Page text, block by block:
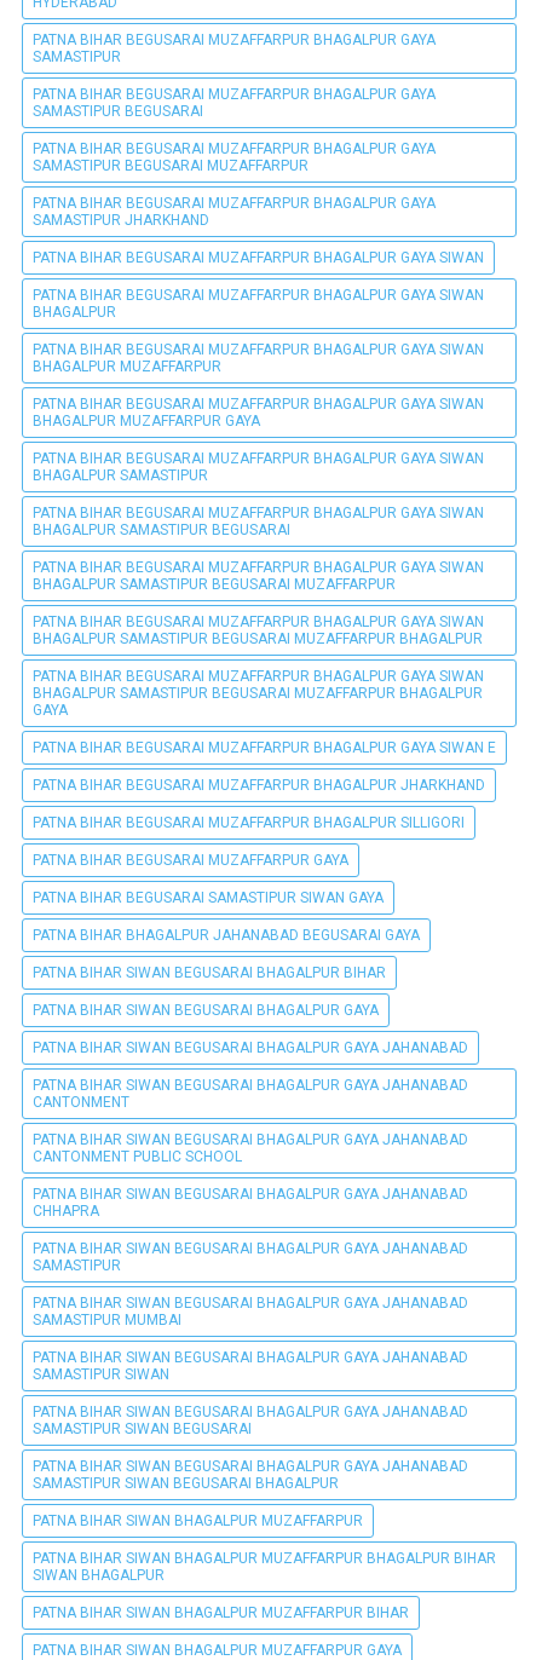
PATNA BIHAR BEGUSARAI MUZAFFARPUR BHAGALPUR GAYA
SAMASTIPUR
PATNA BIHAR BEGUSARAI MUZAFFARPUR BHAGALPUR GAYA
SAMASTIPUR BEGUSARAI
PATNA BIHAR BEGUSARAI MUZAFFARPUR BHAGALPUR GAYA
SAMASTIPUR BEGUSARAI MUZAFFARPUR
PATNA BIHAR BEGUSARAI MUZAFFARPUR BHAGALPUR GAYA
SAMASTIPUR JHARKHAND
PATNA BIHAR BEGUSARAI MUZAFFARPUR BHAGALPUR GAYA SIWAN
PATNA BIHAR BEGUSARAI MUZAFFARPUR BHAGALPUR GAYA SIWAN
BHAGALPUR
PATNA BIHAR BEGUSARAI MUZAFFARPUR BHAGALPUR GAYA SIWAN
BHAGALPUR MUZAFFARPUR
PATNA BIHAR BEGUSARAI MUZAFFARPUR BHAGALPUR GAYA SIWAN
BHAGALPUR MUZAFFARPUR GAYA
PATNA BIHAR BEGUSARAI MUZAFFARPUR BHAGALPUR GAYA SIWAN
BHAGALPUR SAMASTIPUR
PATNA BIHAR BEGUSARAI MUZAFFARPUR BHAGALPUR GAYA SIWAN
BHAGALPUR SAMASTIPUR BEGUSARAI
PATNA BIHAR BEGUSARAI MUZAFFARPUR BHAGALPUR GAYA SIWAN
BHAGALPUR SAMASTIPUR BEGUSARAI MUZAFFARPUR
PATNA BIHAR BEGUSARAI MUZAFFARPUR BHAGALPUR GAYA SIWAN
BHAGALPUR SAMASTIPUR BEGUSARAI MUZAFFARPUR BHAGALPUR
PATNA BIHAR BEGUSARAI MUZAFFARPUR BHAGALPUR GAYA SIWAN
BHAGALPUR SAMASTIPUR BEGUSARAI MUZAFFARPUR BHAGALPUR
GAYA
PATNA BIHAR BEGUSARAI MUZAFFARPUR BHAGALPUR GAYA SIWAN E
PATNA BIHAR BEGUSARAI MUZAFFARPUR BHAGALPUR JHARKHAND
PATNA BIHAR BEGUSARAI MUZAFFARPUR BHAGALPUR SILLIGORI
PATNA BIHAR BEGUSARAI MUZAFFARPUR GAYA
PATNA BIHAR BEGUSARAI SAMASTIPUR SIWAN GAYA
PATNA BIHAR BHAGALPUR JAHANABAD BEGUSARAI GAYA
PATNA BIHAR SIWAN BEGUSARAI BHAGALPUR BIHAR
PATNA BIHAR SIWAN BEGUSARAI BHAGALPUR GAYA
PATNA BIHAR SIWAN BEGUSARAI BHAGALPUR GAYA JAHANABAD
PATNA BIHAR SIWAN BEGUSARAI BHAGALPUR GAYA JAHANABAD
CANTONMENT
PATNA BIHAR SIWAN BEGUSARAI BHAGALPUR GAYA JAHANABAD
CANTONMENT PUBLIC SCHOOL
PATNA BIHAR SIWAN BEGUSARAI BHAGALPUR GAYA JAHANABAD
CHHAPRA
PATNA BIHAR SIWAN BEGUSARAI BHAGALPUR GAYA JAHANABAD
SAMASTIPUR
PATNA BIHAR SIWAN BEGUSARAI BHAGALPUR GAYA JAHANABAD
SAMASTIPUR MUMBAI
PATNA BIHAR SIWAN BEGUSARAI BHAGALPUR GAYA JAHANABAD
SAMASTIPUR SIWAN
PATNA BIHAR SIWAN BEGUSARAI BHAGALPUR GAYA JAHANABAD
SAMASTIPUR SIWAN BEGUSARAI
PATNA BIHAR SIWAN BEGUSARAI BHAGALPUR GAYA JAHANABAD
SAMASTIPUR SIWAN BEGUSARAI BHAGALPUR
PATNA BIHAR SIWAN BHAGALPUR MUZAFFARPUR
PATNA BIHAR SIWAN BHAGALPUR MUZAFFARPUR BHAGALPUR BIHAR
SIWAN BHAGALPUR
PATNA BIHAR SIWAN BHAGALPUR MUZAFFARPUR BIHAR
PATNA BIHAR SIWAN BHAGALPUR MUZAFFARPUR GAYA